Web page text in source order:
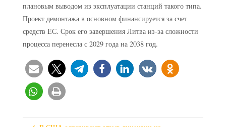
плановым выводом из эксплуатации станций такого типа.
Проект демонтажа в основном финансируется за счет
средств ЕС. Срок его завершения Литва из-за сложности
процесса перенесла с 2029 года на 2038 год.